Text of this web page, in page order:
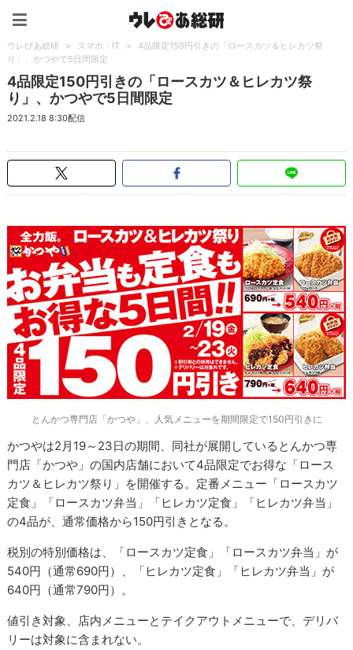
ウレぴあ総研 > スマホ・IT >
4品限定150円引きの「ロースカツ＆ヒレカツ祭
り」、かつやで5日間限定
4品限定150円引きの「ロースカツ＆ヒレカツ祭
り」、かつやで5日間限定
2021.2.18 8:30配信
とんかつ専門店「かつや」、人気メニューを期間限定で150円引きに
かつやは2月19～23日の期間、同社が展開しているとんかつ専
門店「かつや」の国内店舗において4品限定でお得な「ロース
カツ＆ヒレカツ祭り」を開催する。定番メニュー「ロースカツ
定食」「ロースカツ弁当」「ヒレカツ定食」「ヒレカツ弁当」
の4品が、通常価格から150円引きとなる。
税別の特別価格は、「ロースカツ定食」「ロースカツ弁当」が
540円（通常690円）、「ヒレカツ定食」「ヒレカツ弁当」が
640円（通常790円）。
値引き対象、店内メニューとテイクアウトメニューで、デリバ
リーは対象に含まれない。